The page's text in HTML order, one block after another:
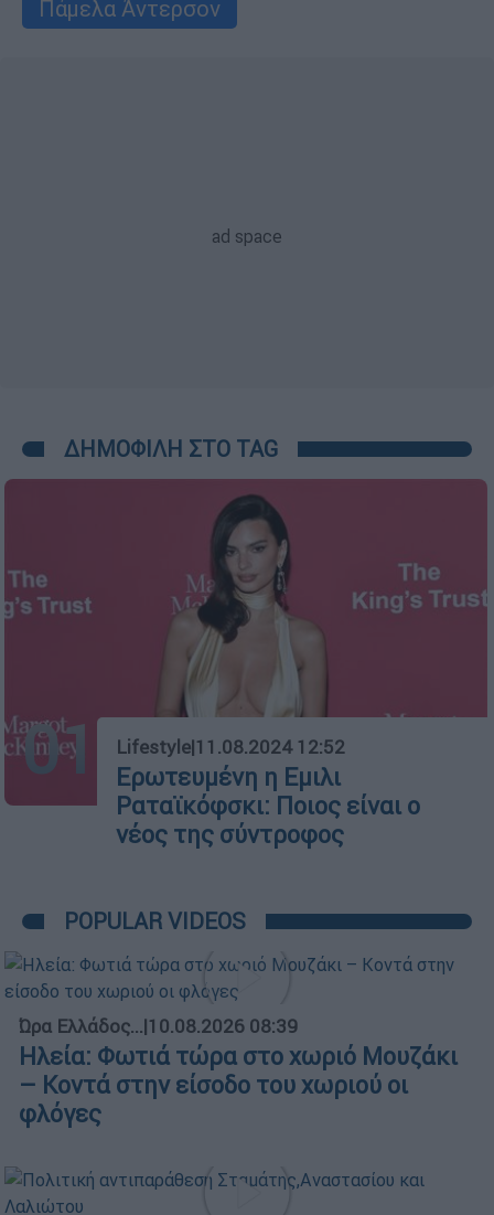
Πάμελα Άντερσον
ΔΗΜΟΦΙΛΗ ΣΤΟ TAG
01 Lifestyle|11.08.2024 12:52
Ερωτευμένη η Εμιλι
Ραταϊκόφσκι: Ποιος είναι ο
νέος της σύντροφος
POPULAR VIDEOS
Ώρα Ελλάδος...|10.08.2026 08:39
Ηλεία: Φωτιά τώρα στο χωριό Μουζάκι
– Κοντά στην είσοδο του χωριού οι
φλόγες